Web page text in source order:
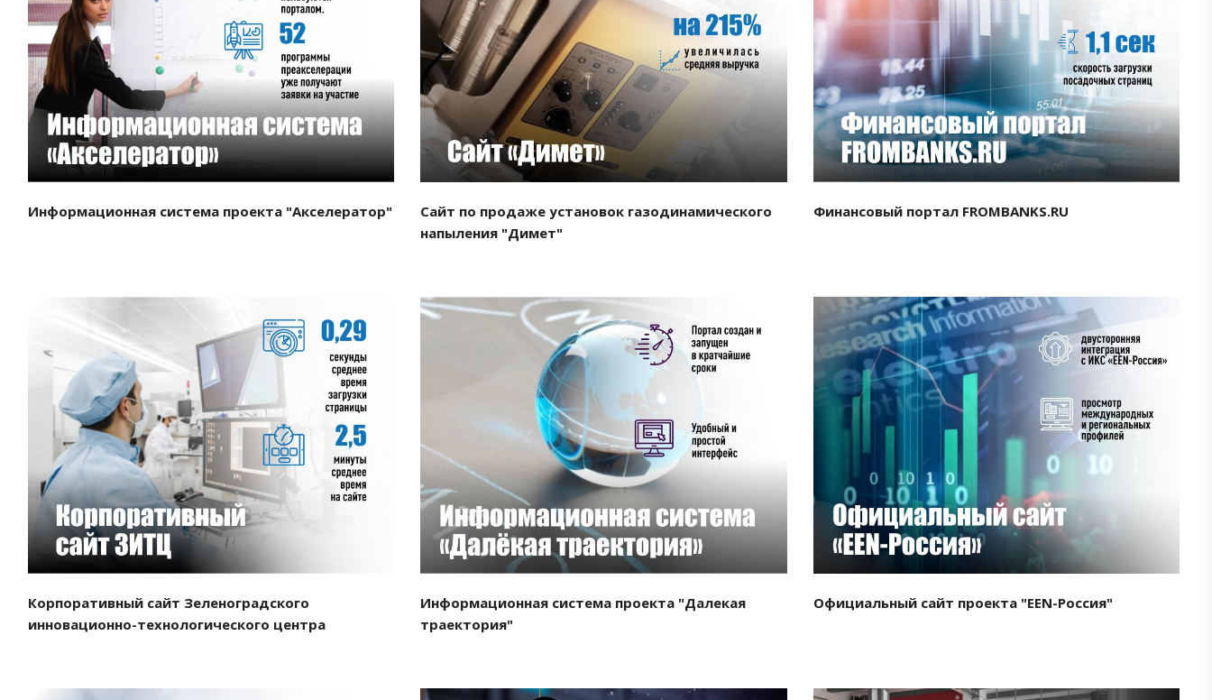
Смотреть проект
Информационная система проекта "Акселератор"
Смотреть проект
Сайт по продаже установок газодинамического
напыления "Димет"
Смотреть проект
Финансовый портал FROMBANKS.RU
Смотреть проект
Корпоративный сайт Зеленоградского
инновационно-технологического центра
Смотреть проект
Информационная система проекта "Далекая
траектория"
Смотреть проект
Официальный сайт проекта "EEN-Россия"